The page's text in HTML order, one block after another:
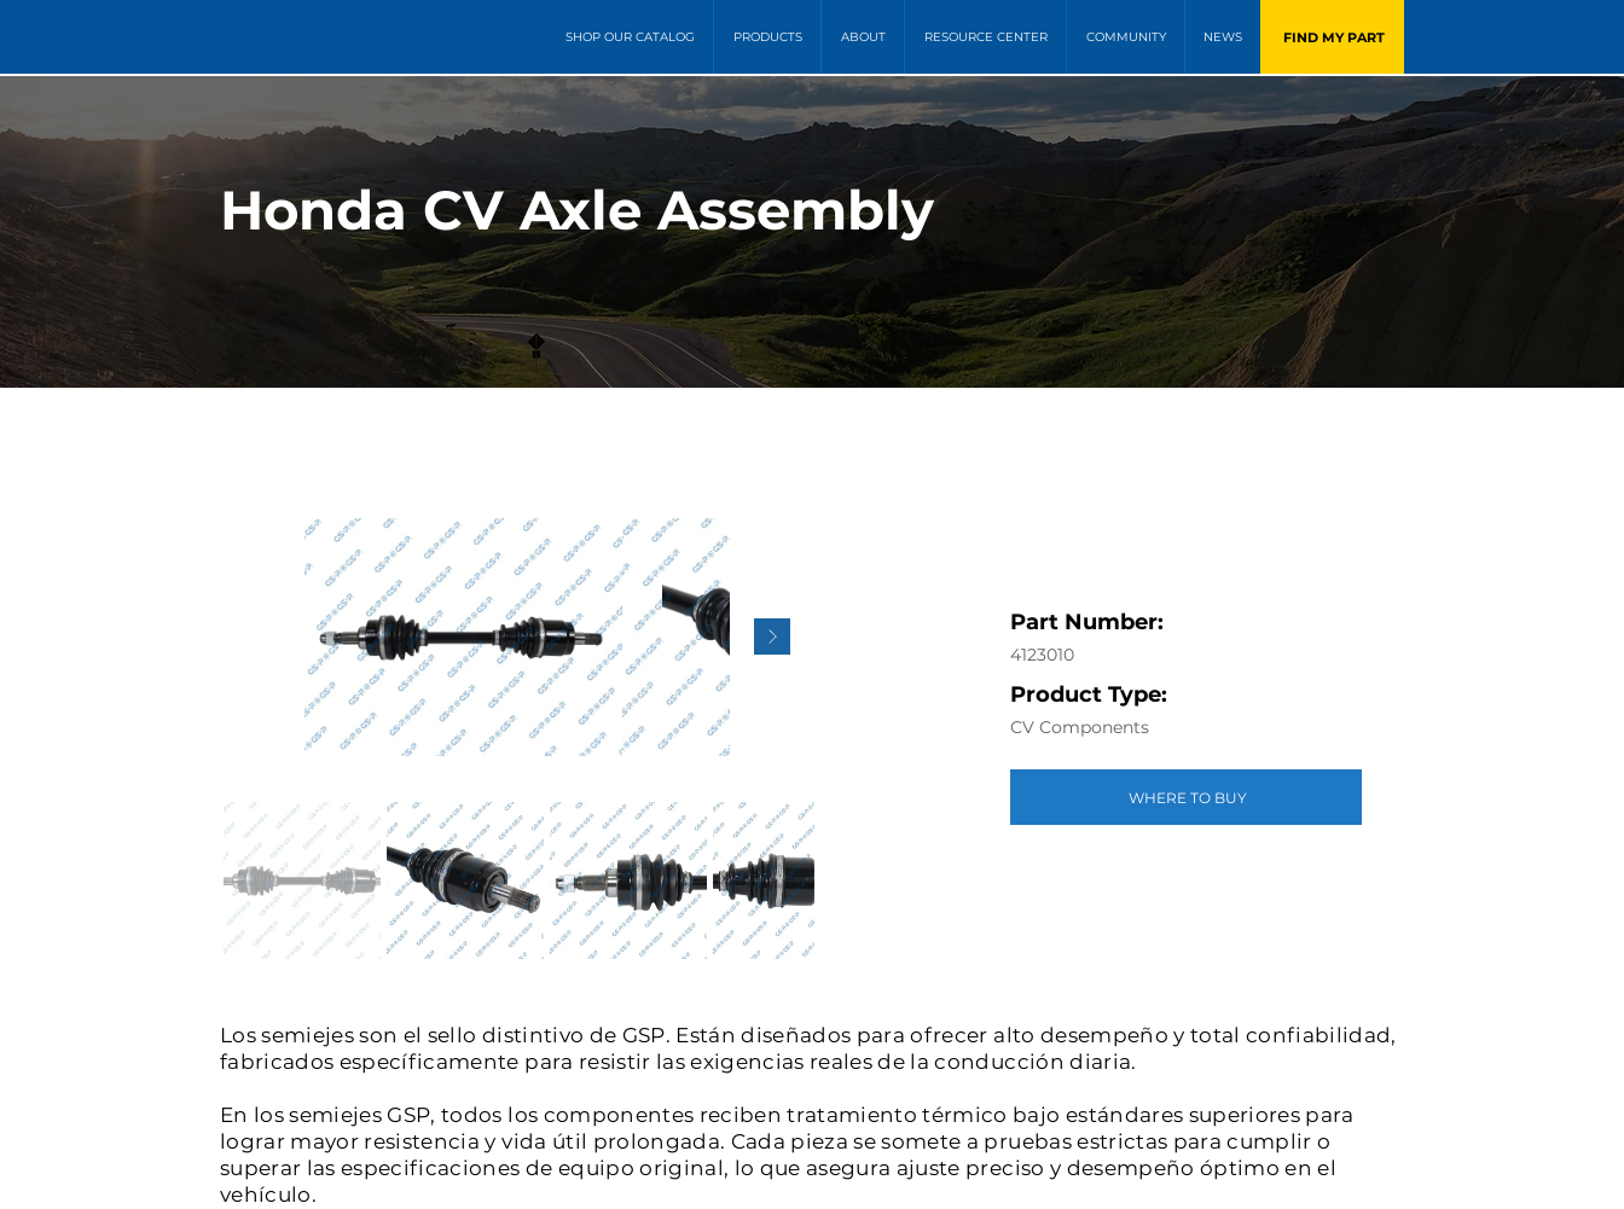
SHOP OUR CATALOG PRODUCTS ABOUT RESOURCE CENTER COMMUNITY NEWS FIND MY PART
Honda CV Axle Assembly
Part Number:
4123010
Product Type:
CV Components
WHERE TO BUY
Los semiejes son el sello distintivo de GSP. Están diseñados para ofrecer alto desempeño y total confiabilidad,
fabricados específicamente para resistir las exigencias reales de la conducción diaria.
En los semiejes GSP, todos los componentes reciben tratamiento térmico bajo estándares superiores para
lograr mayor resistencia y vida útil prolongada. Cada pieza se somete a pruebas estrictas para cumplir o
superar las especificaciones de equipo original, lo que asegura ajuste preciso y desempeño óptimo en el
vehículo.